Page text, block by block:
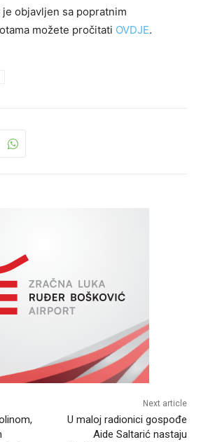
objavljen sa popratnim
možete pročitati OVDJE.
Next article
U maloj radionici gospođe
Aide Saltarić nastaju